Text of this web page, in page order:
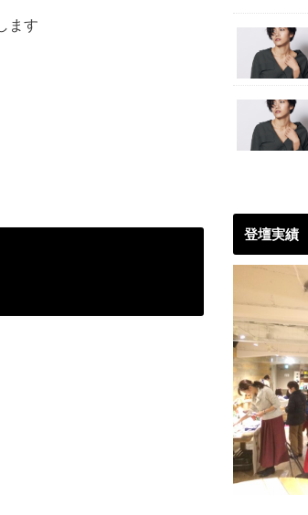
ます
登壇実績